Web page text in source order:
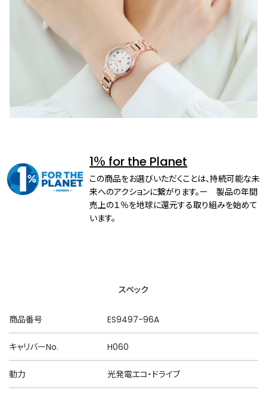
1％ for the Planet
この商品をお選びいただくことは、持続可能な未
来へのアクションに繋がります。ー 製品の年間
売上の１％を地球に還元する取り組みを始めて
います。
スペック
商品番号 ES9497-96A
キャリバーNo. H060
動力 光発電エコ・ドライブ